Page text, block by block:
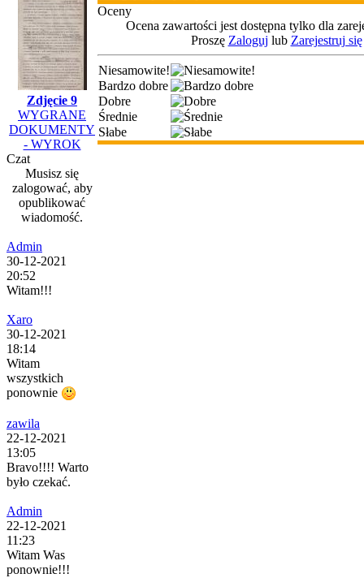
Zdjęcie 9
WYGRANE
DOKUMENTY
- WYROK
Czat
Musisz się
zalogować, aby
opublikować
wiadomość.
Admin
30-12-2021
20:52
Witam!!!
Xaro
30-12-2021
18:14
Witam
wszystkich
ponownie
zawila
22-12-2021
13:05
Bravo!!!! Warto
było czekać.
Admin
22-12-2021
11:23
Witam Was
ponownie!!!
Oceny
Ocena zawartości jest dostępna tylko dla
Proszę Zaloguj lub Zarejestruj się
Niesamowite!
Bardzo dobre
Dobre
Średnie
Słabe